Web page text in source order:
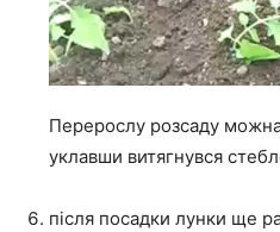
Перерослу розсаду
уклавши витягнувся
після посадки лунки ще